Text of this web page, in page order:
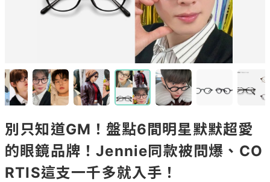
別只知道GM！盤點6間明星默默超愛
的眼鏡品牌！Jennie同款被問爆、CO
RTIS這支一千多就入手！